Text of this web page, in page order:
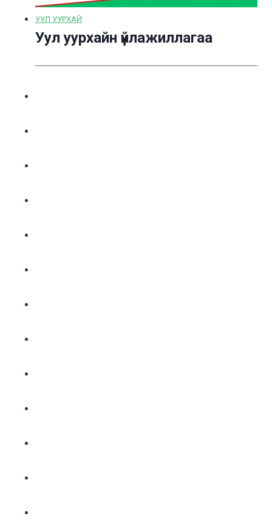
УУЛ УУРХАЙ
Уул уурхайн үйлажиллагаа